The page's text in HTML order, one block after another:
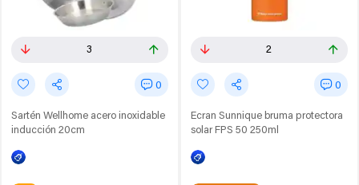
3
0
Sartén Wellhome acero inoxidable
inducción 20cm
2
0
Ecran Sunnique bruma protectora
solar FPS 50 250ml